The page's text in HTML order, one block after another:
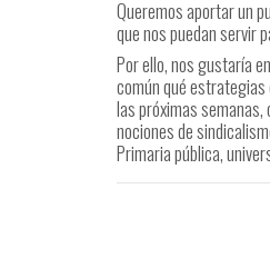
Queremos aportar un
que nos puedan servir
Por ello, nos gustaría
común qué estrategias
las próximas
nociones de
Primaria pública,